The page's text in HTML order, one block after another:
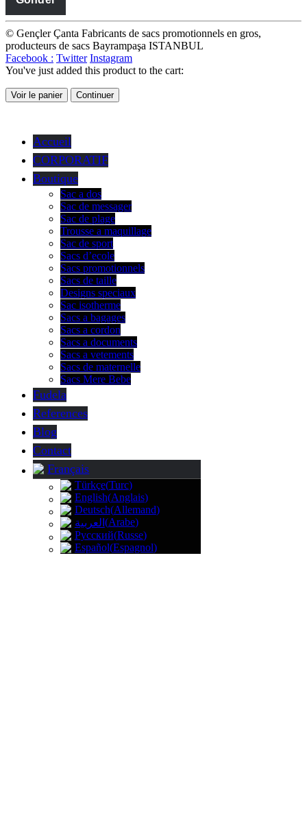
© Gençler Çanta Fabricants de sacs promotionnels en gros,
producteurs de sacs Bayrampaşa ISTANBUL
Facebook : Twitter Instagram
You've just added this product to the cart:
Voir le panier Continuer
Accueil
CORPORATIF
Boutique
Sac a dos
Sac de messager
Sac de plage
Trousse a maquillage
Sac de sport
Sacs d’ecole
Sacs promotionnels
Sacs de taille
Designs speciaux
Sac isotherme
Sacs a bagages
Sacs a cordon
Sacs a documents
Sacs a vetements
Sacs de maternelle
Sacs Mere Bebe
Fudela
References
Blog
Contact
Français
Türkçe(Turc)
English(Anglais)
Deutsch(Allemand)
العربية (Arabe)
Русский(Russe)
Español(Espagnol)